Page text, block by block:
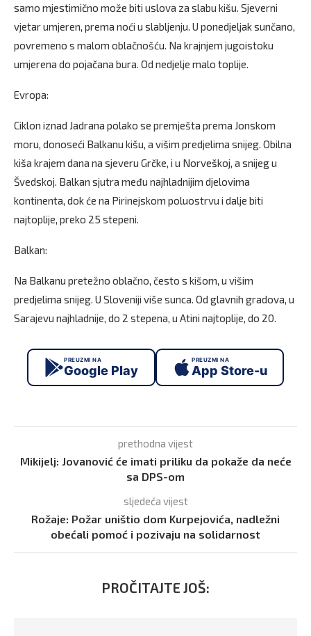
samo mjestimično može biti uslova za slabu kišu. Sjeverni
vjetar umjeren, prema noći u slabljenju. U ponedjeljak sunčano,
povremeno s malom oblačnošću. Na krajnjem jugoistoku
umjerena do pojačana bura. Od nedjelje malo toplije.
Evropa:
Ciklon iznad Jadrana polako se premješta prema Jonskom
moru, donoseći Balkanu kišu, a višim predjelima snijeg. Obilna
kiša krajem dana na sjeveru Grčke, i u Norveškoj, a snijeg u
Švedskoj. Balkan sjutra među najhladnijim djelovima
kontinenta, dok će na Pirinejskom poluostrvu i dalje biti
najtoplije, preko 25 stepeni.
Balkan:
Na Balkanu pretežno oblačno, često s kišom, u višim
predjelima snijeg. U Sloveniji više sunca. Od glavnih gradova, u
Sarajevu najhladnije, do 2 stepena, u Atini najtoplije, do 20.
PREUZMI NA
Google Play
PREUZMI NA
App Store-u
prethodna vijest
Mikijelj: Jovanović će imati priliku da pokaže da neće
sa DPS-om
sljedeća vijest
Rožaje: Požar uništio dom Kurpejovića, nadležni
obećali pomoć i pozivaju na solidarnost
PROČITAJTE JOŠ: